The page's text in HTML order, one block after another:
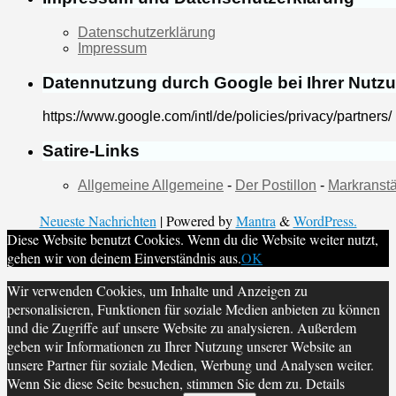
Datenschutzerklärung
Impressum
Datennutzung durch Google bei Ihrer
https://www.google.com/intl/de/policies/privacy/partners/
Satire-Links
Allgemeine Allgemeine - Der Postillon -
Neueste Nachrichten | Powered byMantra &WordPress.
Diese Website benutzt Cookies. Wenn du die Website weiter nutzt,
gehen wir von deinem Einverständnis aus.OK
Wir verwenden Cookies, um Inhalte und Anzeigen zu
personalisieren, Funktionen für soziale Medien anbieten zu können
und die Zugriffe auf unsere Website zu analysieren. Außerdem
geben wir Informationen zu Ihrer Nutzung unserer Website an
unsere Partner für soziale Medien, Werbung und Analysen weiter.
Wenn Sie diese Seite besuchen, stimmen Sie dem zu. Details